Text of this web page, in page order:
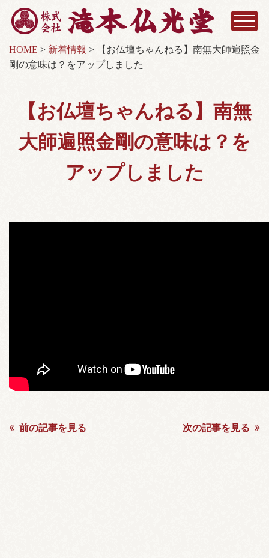
HOME > 新着情報 >
【お仏壇ちゃんねる】南無大師遍照金
剛の意味は？をアップしました
【お仏壇ちゃんねる】南無
大師遍照金剛の意味は？を
アップしました
前の記事を見る 次の記事を見る